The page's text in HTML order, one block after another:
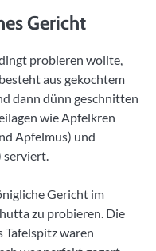
Gericht
probieren wollte,
aus gekochtem
dann dünn geschnitten
wie Apfelkren
Apfelmus) und
serviert.
Gericht im
zu probieren. Die
waren